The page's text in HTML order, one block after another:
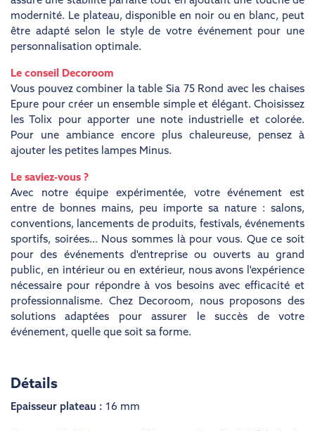
modernité. Le plateau, disponible en noir ou en blanc, peut
être adapté selon le style de votre événement pour une
personnalisation optimale.
Le conseil Decoroom
Vous pouvez combiner la table Sia 75 Rond avec les chaises
Epure pour créer un ensemble simple et élégant. Choisissez
les Tolix pour apporter une note industrielle et colorée.
Pour une ambiance encore plus chaleureuse, pensez à
ajouter les petites lampes Minus.
Le saviez-vous ?
Avec notre équipe expérimentée, votre événement est
entre de bonnes mains, peu importe sa nature : salons,
conventions, lancements de produits, festivals, événements
sportifs, soirées... Nous sommes là pour vous. Que ce soit
pour des événements d'entreprise ou ouverts au grand
public, en intérieur ou en extérieur, nous avons l'expérience
nécessaire pour répondre à vos besoins avec efficacité et
professionnalisme. Chez Decoroom, nous proposons des
solutions adaptées pour assurer le succès de votre
événement, quelle que soit sa forme.
Détails
Epaisseur plateau : 16 mm